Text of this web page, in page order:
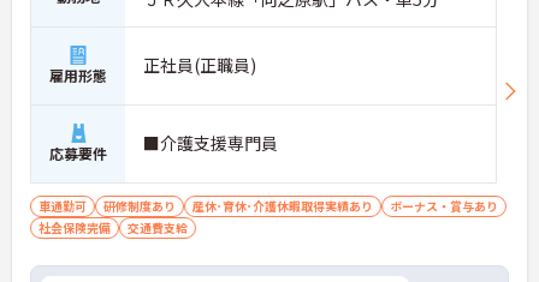
雇用形態 正社員(正職員)
応募要件 ■介護支援専門員
車通勤可 研修制度あり 産休･育休･介護休暇取得実績あり
ボーナス・賞与あり
社会保険完備
交通費支給